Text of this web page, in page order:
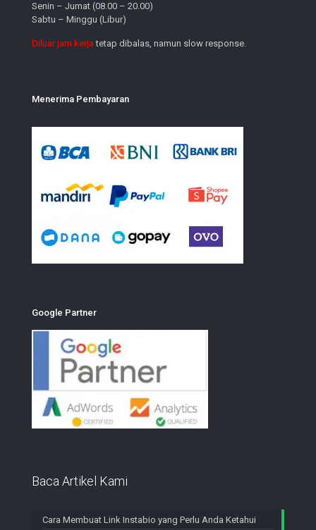
Senin – Jumat (08.00 – 20.00)
Sabtu – Minggu (Libur)
Diluar jam kerja tetap dibalas, namun slow response.
Menerima Pembayaran
Google Partner
Baca Artikel Kami
Cara Membuat Link Instabio yang Perlu Anda Ketahui